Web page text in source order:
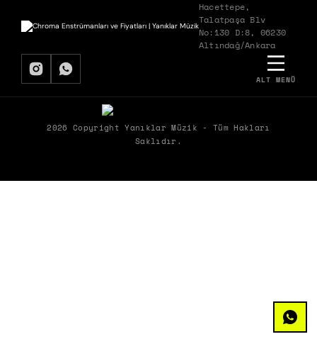
Hacettepe,
Talatpaşa Blv
No:130 D:8, 06230
Altındağ/Ankara
ALT MENÜ
BIZDEN HABERDAR OLMAK İSTER MISIN?
Biz Yanıklar Müzik olarak, müziğin gücüyle şirketlerin hem ekipleriyle
hem de müşterileriyle kurduğu etkileşimleri dönüştürerek ortaya
2026 Copyright Yanıklar Müzik - Tüm Hakları
Saklıdır.